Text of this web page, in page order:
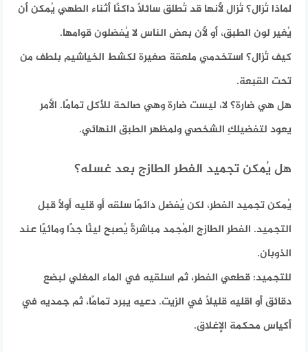
لماذا تُزال؟ تُزال لأنها قد تُطلق سائلًا داكنًا أثناء الطهي يُمكن أن
يُغير لون الطبق، أو لأن بعض الناس لا يُفضلون قوامها.
كيف تُزال؟ استخدمي ملعقة صغيرة لكشط الخياشيم بلطف من
تحت القبعة.
هل هي ضارة؟ لا، ليست ضارة وهي صالحة للأكل تمامًا. الأمر
يعود لتفضيلكِ الشخصي ولمظهر الطبق النهائي.
هل يُمكن تجميد الفطر الطازج بعد غسله؟
يُمكن تجميد الفطر، لكن يُفضل دائمًا سلقه أو قليه أولاً قبل
التجميد. الفطر الطازج المُجمد مباشرةً يُصبح لينًا جدًا ومائيًا عند
الذوبان.
للتجميد: قطعي الفطر، ثم اسلقيه في الماء المغلي لبضع
دقائق أو اقليه قليلاً في الزيت. دعيه يبرد تمامًا، ثم جمديه في
أكياس محكمة الإغلاق.